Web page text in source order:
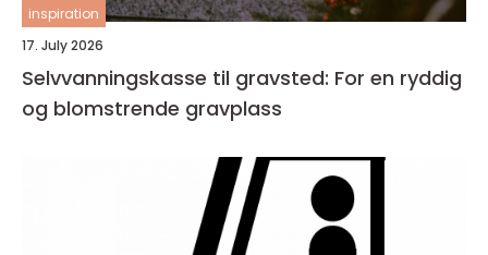
inspiration
17. July 2026
Selvvanningskasse til gravsted: For en ryddig
og blomstrende gravplass